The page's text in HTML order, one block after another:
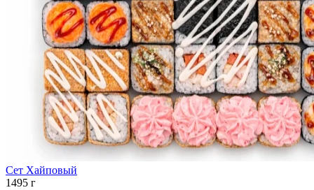
Сет Хайповый
1495 г